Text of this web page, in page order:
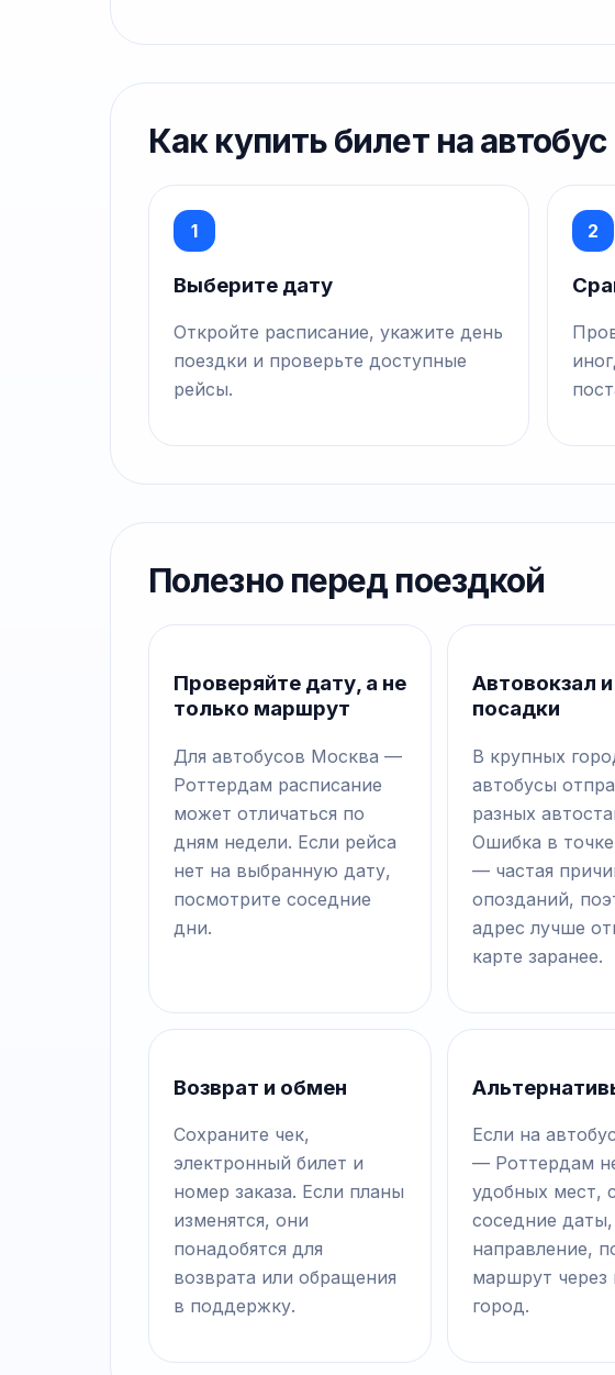
Как купить билет на
1
Выберите дату
Откройте расписание, укажите день
поездки и проверьте доступные
рейсы.
2
Полезно перед поездкой
Проверяйте дату, а не
только маршрут
Для автобусов Москва —
Роттердам расписание
может отличаться по
дням недели. Если рейса
нет на выбранную дату,
посмотрите соседние
дни.
Автовокзал
посадки
В крупных
автобусы
разных
Ошибка в
— частая
опозданий,
адрес лучше
карте заранее.
Возврат и обмен
Сохраните чек,
электронный билет и
номер заказа. Если планы
изменятся, они
понадобятся для
возврата или обращения
в поддержку.
Если на
— Роттердам
удобных мест,
соседние
направление,
маршрут через
город.